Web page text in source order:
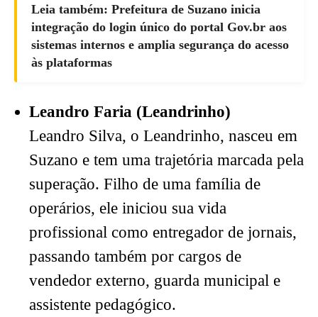
Leia também: Prefeitura de Suzano inicia
integração do login único do portal Gov.br aos
sistemas internos e amplia segurança do acesso
às plataformas
Leandro Faria (Leandrinho)
Leandro Silva, o Leandrinho, nasceu em
Suzano e tem uma trajetória marcada pela
superação. Filho de uma família de
operários, ele iniciou sua vida
profissional como entregador de jornais,
passando também por cargos de
vendedor externo, guarda municipal e
assistente pedagógico.